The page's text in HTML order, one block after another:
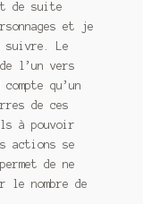
de suite
et je
suivre. Le
l’un vers
qu’un
de ces
à pouvoir
actions se
de ne
le nombre de